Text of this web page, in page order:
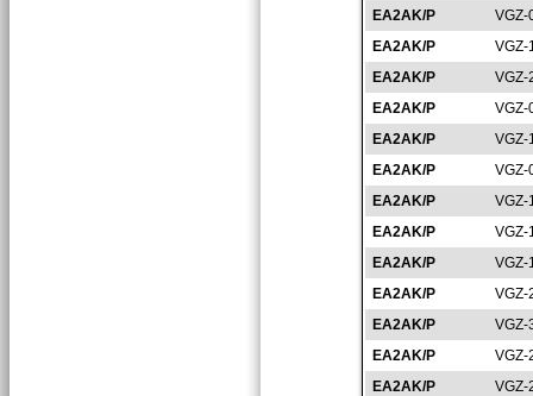
EA2AK/P
VGZ-
EA2AK/P
VGZ-
EA2AK/P
VGZ-
EA2AK/P
VGZ-
EA2AK/P
VGZ-
EA2AK/P
VGZ-
EA2AK/P
VGZ-
EA2AK/P
VGZ-
EA2AK/P
VGZ-
EA2AK/P
VGZ-
EA2AK/P
VGZ-
EA2AK/P
VGZ-
EA2AK/P
VGZ-